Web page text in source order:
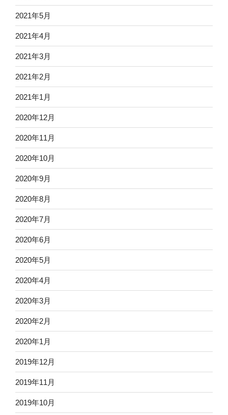
2021年5月
2021年4月
2021年3月
2021年2月
2021年1月
2020年12月
2020年11月
2020年10月
2020年9月
2020年8月
2020年7月
2020年6月
2020年5月
2020年4月
2020年3月
2020年2月
2020年1月
2019年12月
2019年11月
2019年10月